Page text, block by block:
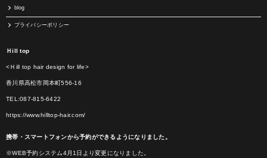
blog
プライバシーポリシー
Ｈill top
<Ｈill top hair design for life>
香川県高松市岡本町556-16
TEL:087-815-6422
https://www.hilltop-hair.com/
携帯・スマートフォンから予約ができるようになりました。
※WEB予約システム4月1日より変更になりました。